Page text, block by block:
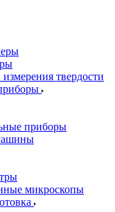
твердости
приборы
микроскопы